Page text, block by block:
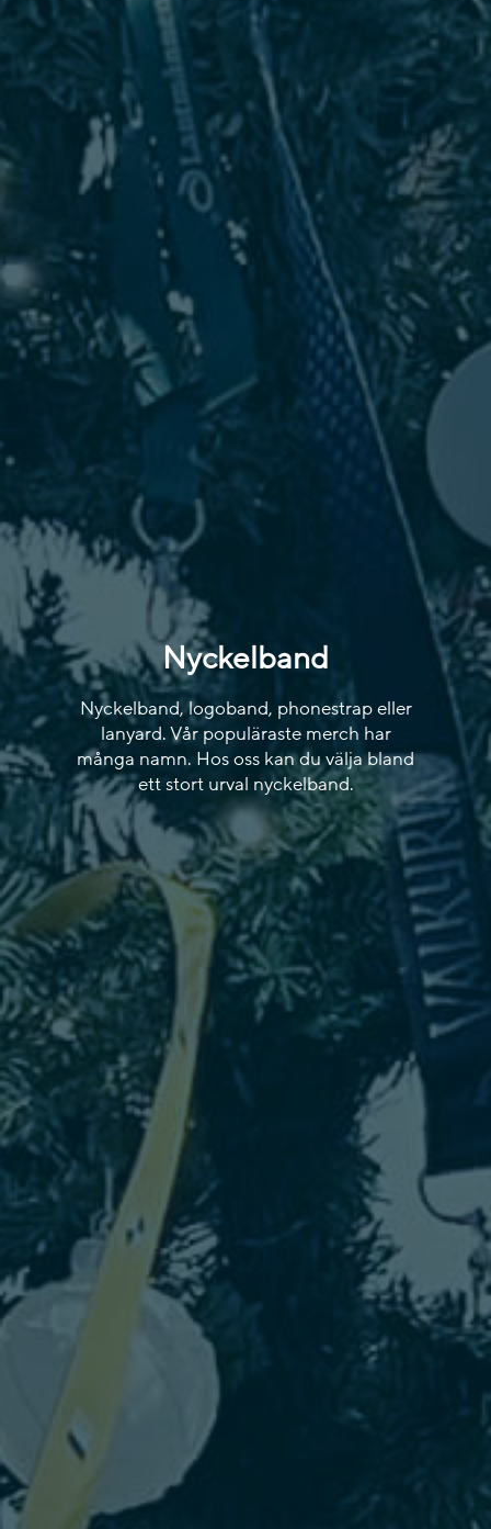
Nyckelband
Nyckelband, logoband, phonestrap eller
lanyard. Vår populäraste merch har
många namn. Hos oss kan du välja bland
ett stort urval nyckelband.